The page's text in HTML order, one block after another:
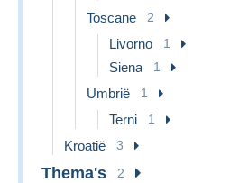
Toscane 2
Livorno 1
Siena 1
Umbrië 1
Terni 1
Kroatië 3
Thema's 2